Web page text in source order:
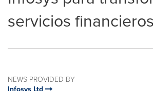
servicios financieros
NEWS PROVIDED BY